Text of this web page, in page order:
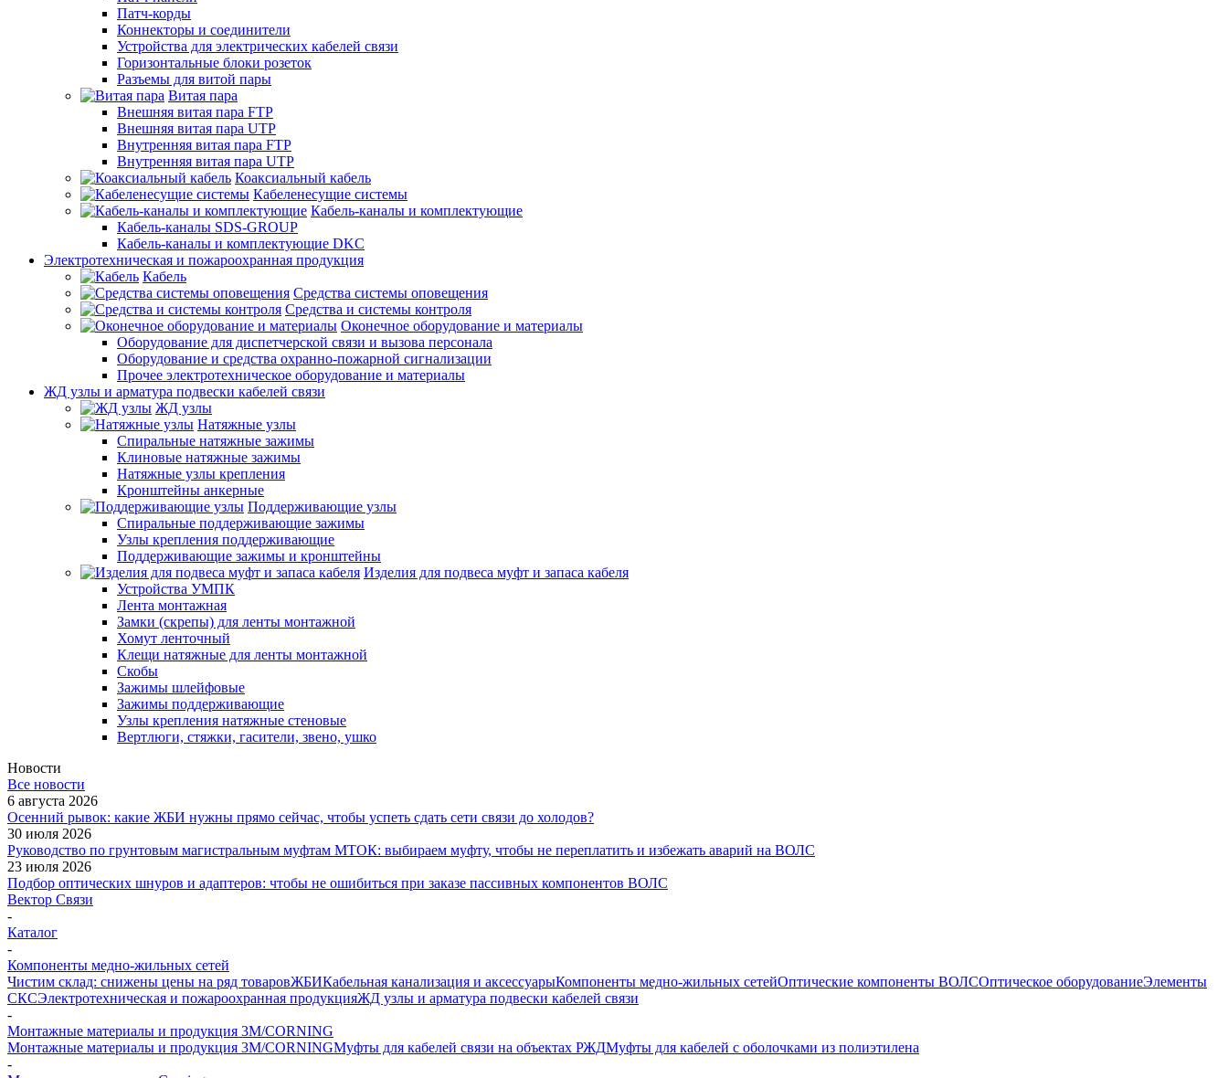
Патч-корды
Коннекторы и соединители
Устройства для электрических кабелей связи
Горизонтальные блоки розеток
Разъемы для витой пары
Витая пара
Внешняя витая пара FTP
Внешняя витая пара UTP
Внутренняя витая пара FTP
Внутренняя витая пара UTP
Коаксиальный кабель
Кабеленесущие системы
Кабель-каналы и комплектующие
Кабель-каналы SDS-GROUP
Кабель-каналы и комплектующие DKC
Электротехническая и пожароохранная продукция
Кабель
Средства системы оповещения
Средства и системы контроля
Оконечное оборудование и материалы
Оборудование для диспетчерской связи и вызова персонала
Оборудование и средства охранно-пожарной сигнализации
Прочее электротехническое оборудование и материалы
ЖД узлы и арматура подвески кабелей связи
ЖД узлы
Натяжные узлы
Спиральные натяжные зажимы
Клиновые натяжные зажимы
Натяжные узлы крепления
Кронштейны анкерные
Поддерживающие узлы
Спиральные поддерживающие зажимы
Узлы крепления поддерживающие
Поддерживающие зажимы и кронштейны
Изделия для подвеса муфт и запаса кабеля
Устройства УМПК
Лента монтажная
Замки (скрепы) для ленты монтажной
Хомут ленточный
Клещи натяжные для ленты монтажной
Скобы
Зажимы шлейфовые
Зажимы поддерживающие
Узлы крепления натяжные стеновые
Вертлюги, стяжки, гасители, звено, ушко
Новости
Все новости
6 августа 2026
Осенний рывок: какие ЖБИ нужны прямо сейчас, чтобы успеть сдать сети связи до холодов?
30 июля 2026
Руководство по грунтовым магистральным муфтам МТОК: выбираем муфту, чтобы не переплатить и избежать аварий на ВОЛС
23 июля 2026
Подбор оптических шнуров и адаптеров: чтобы не ошибиться при заказе пассивных компонентов ВОЛС
Вектор Связи
-
Каталог
-
Компоненты медно-жильных сетей
Чистим склад: снижены цены на ряд товаровЖБИКабельная канализация и аксессуарыКомпоненты медно-жильных сетейОптические компоненты ВОЛСОптическое оборудованиеЭлементы
СКСЭлектротехническая и пожароохранная продукцияЖД узлы и арматура подвески кабелей связи
-
Монтажные материалы и продукция 3M/CORNING
Монтажные материалы и продукция 3M/CORNINGМуфты для кабелей связи на объектах РЖДМуфты для кабелей с оболочками из полиэтилена
-